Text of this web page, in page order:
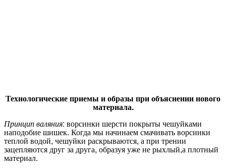
Технологические приемы и образы при объяснении нового
материала.
Принцип валяния: ворсинки шерсти покрыты чешуйками
наподобие шишек. Когда мы начинаем смачивать ворсинки
теплой водой, чешуйки раскрываются, а при трении
зацепляются друг за друга, образуя уже не рыхлый,а плотный
материал.